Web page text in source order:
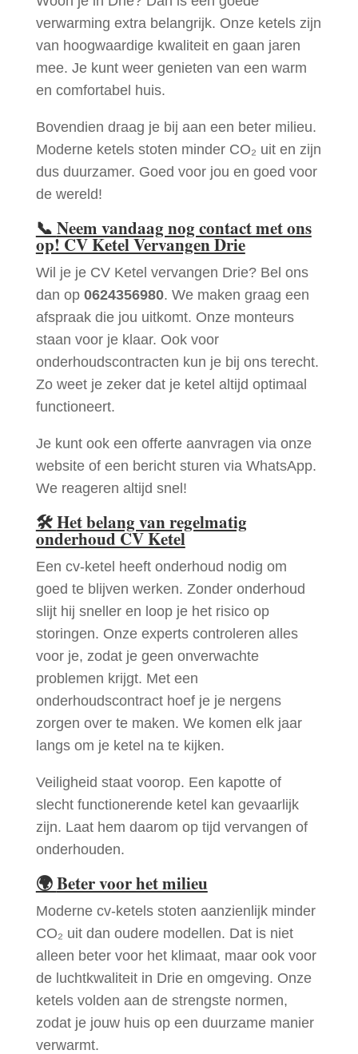
verwarming extra belangrijk. Onze ketels zijn
van hoogwaardige kwaliteit en gaan jaren
mee. Je kunt weer genieten van een warm
en comfortabel huis.
Bovendien draag je bij aan een beter milieu.
Moderne ketels stoten minder CO₂ uit en zijn
dus duurzamer. Goed voor jou en goed voor
de wereld!
📞 Neem vandaag nog contact met ons
op! CV Ketel Vervangen Drie
Wil je je CV Ketel vervangen Drie? Bel ons
dan op 0624356980. We maken graag een
afspraak die jou uitkomt. Onze monteurs
staan voor je klaar. Ook voor
onderhoudscontracten kun je bij ons terecht.
Zo weet je zeker dat je ketel altijd optimaal
functioneert.
Je kunt ook een offerte aanvragen via onze
website of een bericht sturen via WhatsApp.
We reageren altijd snel!
🛠Het belang van regelmatig
onderhoud CV Ketel
Een cv-ketel heeft onderhoud nodig om
goed te blijven werken. Zonder onderhoud
slijt hij sneller en loop je het risico op
storingen. Onze experts controleren alles
voor je, zodat je geen onverwachte
problemen krijgt. Met een
onderhoudscontract hoef je je nergens
zorgen over te maken. We komen elk jaar
langs om je ketel na te kijken.
Veiligheid staat voorop. Een kapotte of
slecht functionerende ketel kan gevaarlijk
zijn. Laat hem daarom op tijd vervangen of
onderhouden.
🌍Beter voor het milieu
Moderne cv-ketels stoten aanzienlijk minder
CO₂ uit dan oudere modellen. Dat is niet
alleen beter voor het klimaat, maar ook voor
de luchtkwaliteit in Drie en omgeving. Onze
ketels volden aan de strengste normen,
zodat je jouw huis op een duurzame manier
verwarmt.